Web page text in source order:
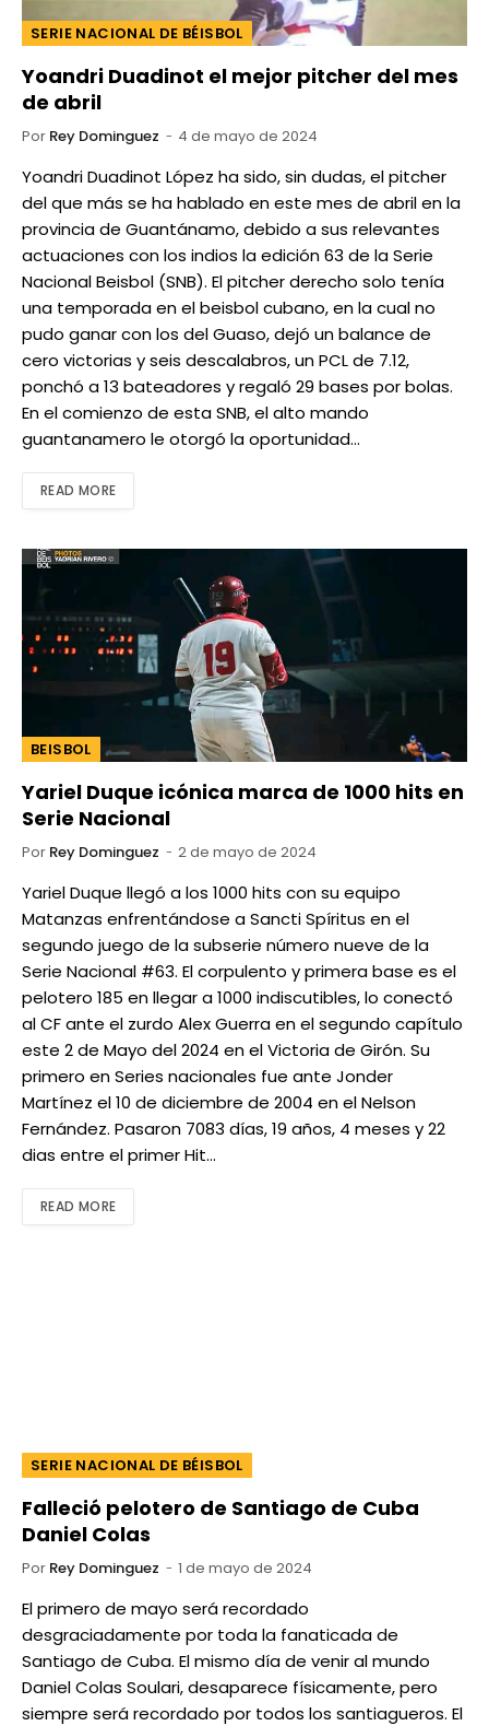
SERIE NACIONAL DE BÉISBOL
Yoandri Duadinot el mejor pitcher del mes
de abril
Por Rey Dominguez 4 de mayo de 2024
Yoandri Duadinot López ha sido, sin dudas, el pitcher
del que más se ha hablado en este mes de abril en la
provincia de Guantánamo, debido a sus relevantes
actuaciones con los indios la edición 63 de la Serie
Nacional Beisbol (SNB). El pitcher derecho solo tenía
una temporada en el beisbol cubano, en la cual no
pudo ganar con los del Guaso, dejó un balance de
cero victorias y seis descalabros, un PCL de 7.12,
ponchó a 13 bateadores y regaló 29 bases por bolas.
En el comienzo de esta SNB, el alto mando
guantanamero le otorgó la oportunidad…
READ MORE
BEISBOL
Yariel Duque icónica marca de 1000 hits en
Serie Nacional
Por Rey Dominguez 2 de mayo de 2024
Yariel Duque llegó a los 1000 hits con su equipo
Matanzas enfrentándose a Sancti Spíritus en el
segundo juego de la subserie número nueve de la
Serie Nacional #63. El corpulento y primera base es el
pelotero 185 en llegar a 1000 indiscutibles, lo conectó
al CF ante el zurdo Alex Guerra en el segundo capítulo
este 2 de Mayo del 2024 en el Victoria de Girón. Su
primero en Series nacionales fue ante Jonder
Martínez el 10 de diciembre de 2004 en el Nelson
Fernández. Pasaron 7083 días, 19 años, 4 meses y 22
dias entre el primer Hit…
READ MORE
SERIE NACIONAL DE BÉISBOL
Falleció pelotero de Santiago de Cuba
Daniel Colas
Por Rey Dominguez 1 de mayo de 2024
El primero de mayo será recordado
desgraciadamente por toda la fanaticada de
Santiago de Cuba. El mismo día de venir al mundo
Daniel Colas Soulari, desaparece físicamente, pero
siempre será recordado por todos los santiagueros. El